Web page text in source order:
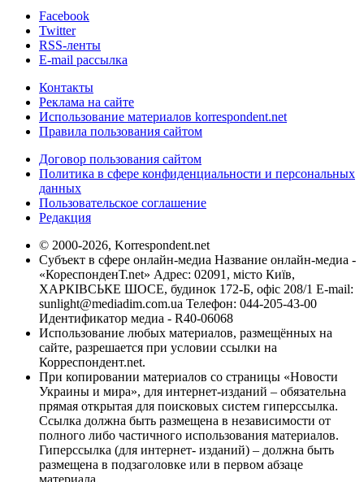
Facebook
Twitter
RSS-ленты
E-mail рассылка
Контакты
Реклама на сайте
Использование материалов korrespondent.net
Правила пользования сайтом
Договор пользования сайтом
Политика в сфере конфиденциальности и персональных
данных
Пользовательское соглашение
Редакция
© 2000-2026, Korrespondent.net
Субъект в сфере онлайн-медиа Название онлайн-медиа -
«КореспонденТ.net» Адрес: 02091, місто Київ,
ХАРКІВСЬКЕ ШОСЕ, будинок 172-Б, офіс 208/1 E-mail:
sunlight@mediadim.com.ua Телефон: 044-205-43-00
Идентификатор медиа - R40-06068
Использование любых материалов, размещённых на
сайте, разрешается при условии ссылки на
Корреспондент.net.
При копировании материалов со страницы «Новости
Украины и мира», для интернет-изданий – обязательна
прямая открытая для поисковых систем гиперссылка.
Ссылка должна быть размещена в независимости от
полного либо частичного использования материалов.
Гиперссылка (для интернет- изданий) – должна быть
размещена в подзаголовке или в первом абзаце
материала.